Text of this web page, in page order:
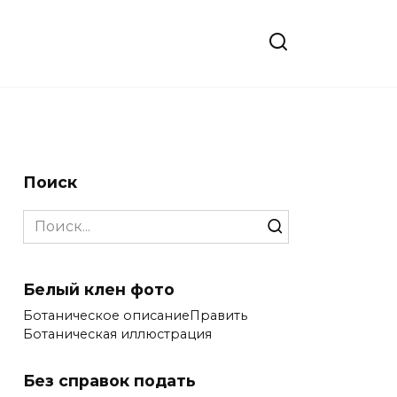
Поиск
Search
for:
Белый клен фото
Ботаническое описаниеПравить
Ботаническая иллюстрация
Без справок подать